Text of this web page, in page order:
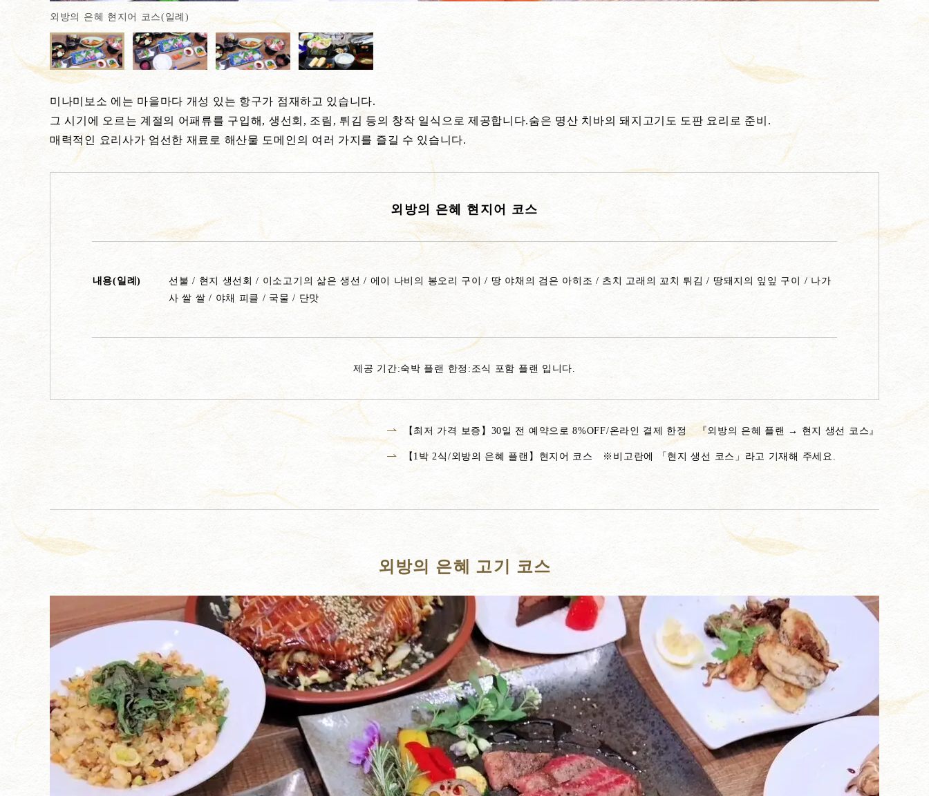
외방의 은혜 현지어 코스(일례)
미나미보소 에는 마을마다 개성 있는 항구가 점재하고 있습니다.
그 시기에 오르는 계절의 어패류를 구입해, 생선회, 조림, 튀김 등의 창작 일식으로 제공합니다.숨은 명산 치바의 돼지고기도 도판 요리로 준비.
매력적인 요리사가 엄선한 재료로 해산물 도메인의 여러 가지를 즐길 수 있습니다.
외방의 은혜 현지어 코스
내용(일례)
선불 / 현지 생선회 / 이소고기의 삶은 생선 / 에이 나비의 봉오리 구이 / 땅 야채의 검은 아히조 / 츠치 고래의 꼬치 튀김 / 땅돼지의 잎잎 구이 / 나가
사 쌀 쌀 / 야채 피클 / 국물 / 단맛
제공 기간:숙박 플랜 한정:조식 포함 플랜 입니다.
【최저 가격 보증】30일 전 예약으로 8%OFF/온라인 결제 한정 『외방의 은혜 플랜 → 현지 생선 코스』
【1박 2식/외방의 은혜 플랜】현지어 코스 ※비고란에 「현지 생선 코스」라고 기재해 주세요.
외방의 은혜 고기 코스